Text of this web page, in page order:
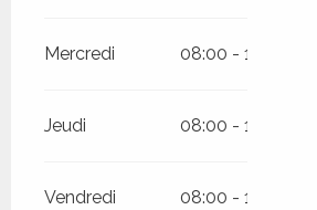
Mercredi 08:00 - 18:30
Jeudi 08:00 - 18:30
Vendredi 08:00 - 18:30